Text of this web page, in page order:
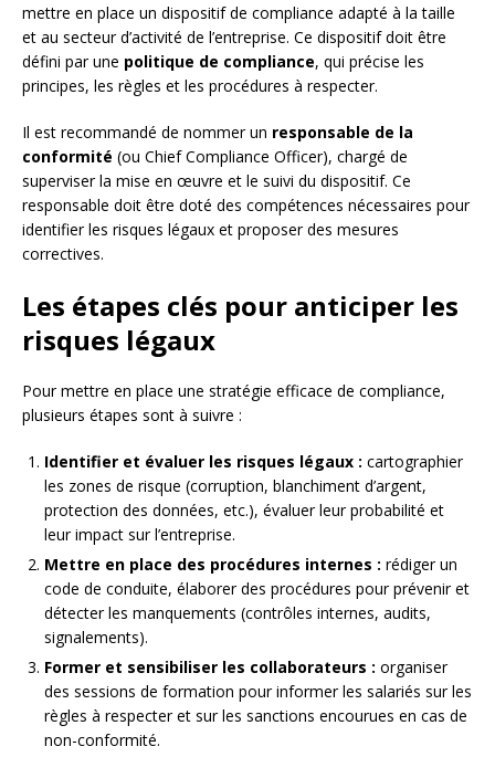
mettre en place un dispositif de compliance adapté à la taille
et au secteur d’activité de l’entreprise. Ce dispositif doit être
défini par une politique de compliance, qui précise les
principes, les règles et les procédures à respecter.
Il est recommandé de nommer un responsable de la
conformité (ou Chief Compliance Officer), chargé de
superviser la mise en œuvre et le suivi du dispositif. Ce
responsable doit être doté des compétences nécessaires pour
identifier les risques légaux et proposer des mesures
correctives.
Les étapes clés pour anticiper les
risques légaux
Pour mettre en place une stratégie efficace de compliance,
plusieurs étapes sont à suivre :
Identifier et évaluer les risques légaux : cartographier
les zones de risque (corruption, blanchiment d’argent,
protection des données, etc.), évaluer leur probabilité et
leur impact sur l’entreprise.
Mettre en place des procédures internes : rédiger un
code de conduite, élaborer des procédures pour prévenir et
détecter les manquements (contrôles internes, audits,
signalements).
Former et sensibiliser les collaborateurs : organiser
des sessions de formation pour informer les salariés sur les
règles à respecter et sur les sanctions encourues en cas de
non-conformité.